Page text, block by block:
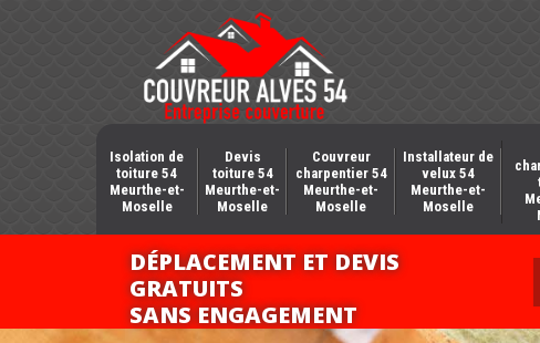
Isolation de
toiture 54
Meurthe-et-
Moselle
Devis
toiture 54
Meurthe-et-
Moselle
Couvreur
charpentier 54
Meurthe-et-
Moselle
Installateur de
velux 54
Meurthe-et-
Moselle
DÉPLACEMENT ET DEVIS
GRATUITS
SANS ENGAGEMENT